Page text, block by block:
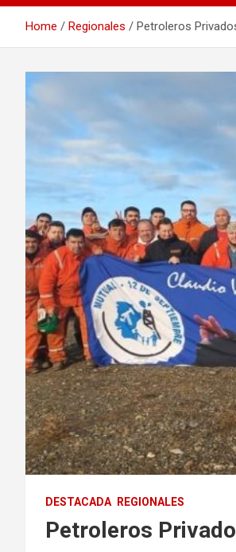
Home Regionales Petroleros
DESTACADA REGIONALES
Petroleros